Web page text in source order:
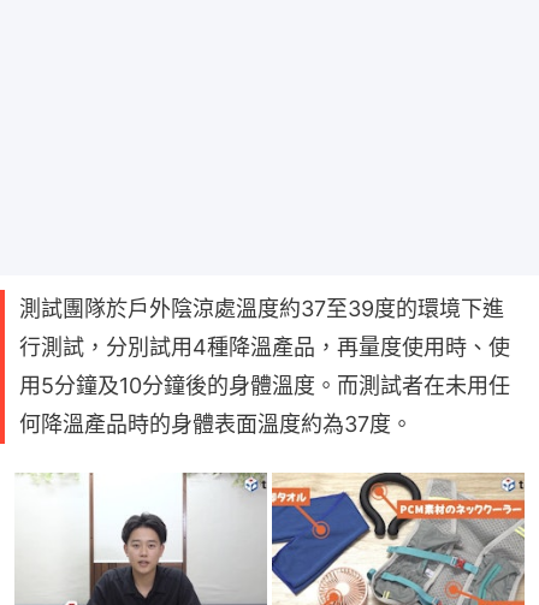
測試團隊於戶外陰涼處溫度約37至39度的環境下進
行測試，分別試用4種降溫產品，再量度使用時、使
用5分鐘及10分鐘後的身體溫度。而測試者在未用任
何降溫產品時的身體表面溫度約為37度。